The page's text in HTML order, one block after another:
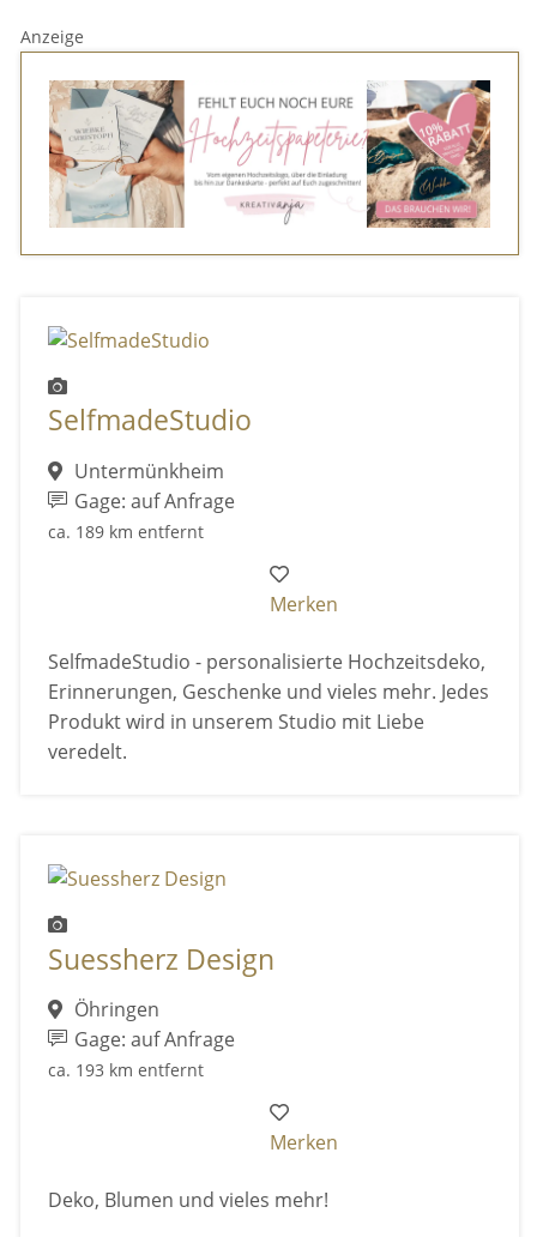
Anzeige
SelfmadeStudio
Untermünkheim
Gage: auf Anfrage
ca. 189 km entfernt
Merken
SelfmadeStudio - personalisierte Hochzeitsdeko,
Erinnerungen, Geschenke und vieles mehr. Jedes
Produkt wird in unserem Studio mit Liebe
veredelt.
Suessherz Design
Öhringen
Gage: auf Anfrage
ca. 193 km entfernt
Merken
Deko, Blumen und vieles mehr!